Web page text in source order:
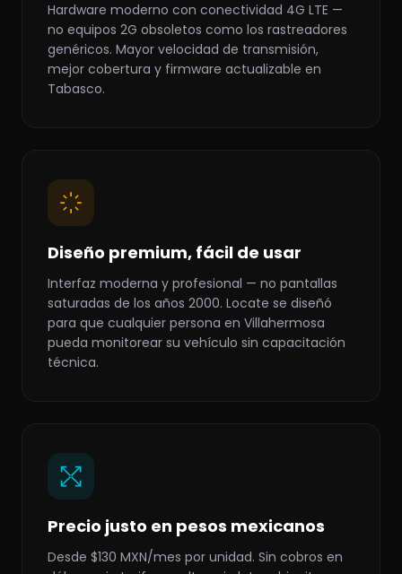
Hardware moderno con conectividad 4G LTE —
no equipos 2G obsoletos como los rastreadores
genéricos. Mayor velocidad de transmisión,
mejor cobertura y firmware actualizable en
Tabasco.
Diseño premium, fácil de usar
Interfaz moderna y profesional — no pantallas
saturadas de los años 2000. Locate se diseñó
para que cualquier persona en Villahermosa
pueda monitorear su vehículo sin capacitación
técnica.
Precio justo en pesos mexicanos
Desde $130 MXN/mes por unidad. Sin cobros en